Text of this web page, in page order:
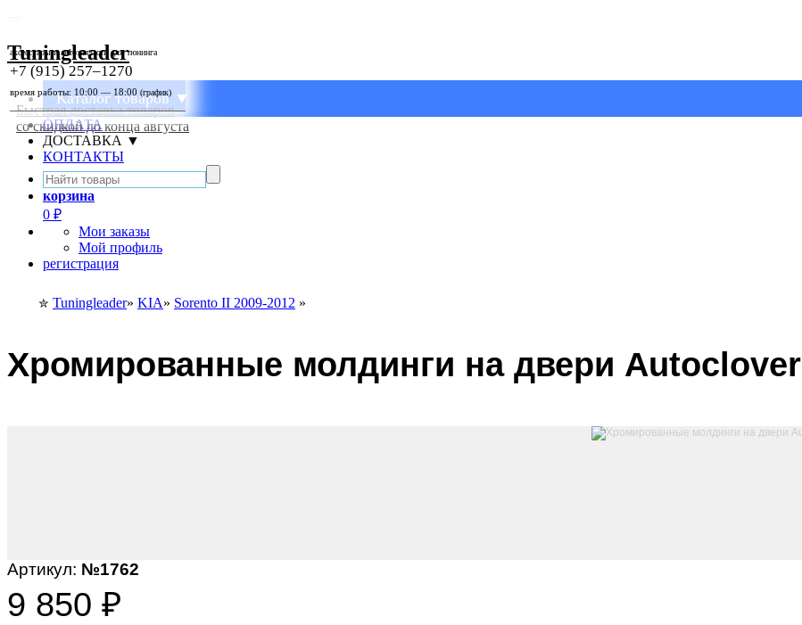
Tuningleader
аксессуары и автозапчасти для тюнинга
+7 (915) 257–1270
время работы: 10:00 — 18:00 (график)
Быстрая доставка товаров
со скидкой до конца августа
Каталог товаров ▼
ОПЛАТА
ДОСТАВКА ▼
КОНТАКТЫ
корзина
0 ₽
Мои заказы
Мой профиль
регистрация
✮ Tuningleader» KIA» Sorento II 2009-2012 »
Хромированные молдинги на двери Autoclover
Артикул: №1762
9 850 ₽